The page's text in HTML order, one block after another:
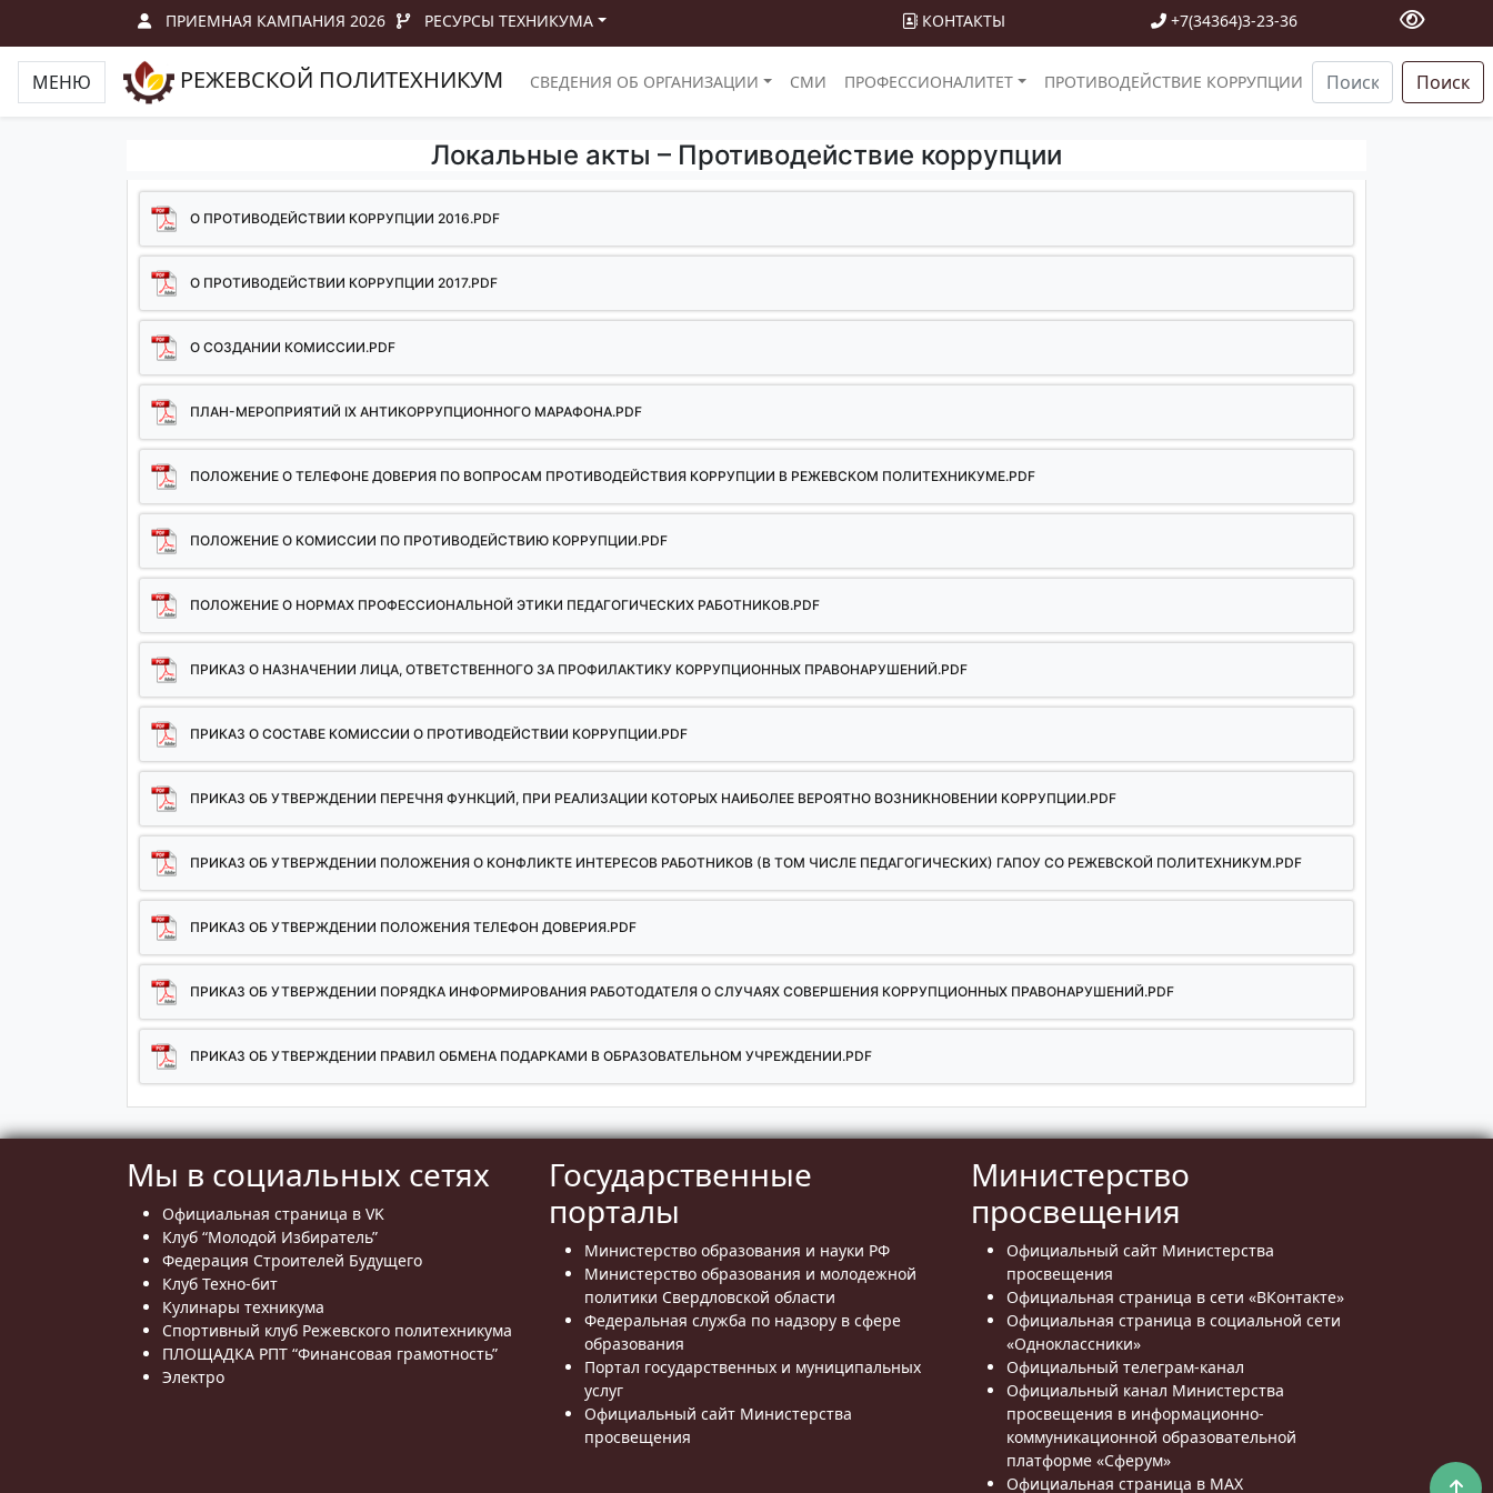
ПРИЕМНАЯ КАМПАНИЯ 2026 РЕСУРСЫ ТЕХНИКУМА КОНТАКТЫ +7(34364)3-23-36
МЕНЮ РЕЖЕВСКОЙ ПОЛИТЕХНИКУМ СВЕДЕНИЯ ОБ ОРГАНИЗАЦИИ СМИ ПРОФЕССИОНАЛИТЕТ ПРОТИВОДЕЙСТВИЕ КОРРУПЦИИ Поиск
Локальные акты – Противодействие коррупции
О ПРОТИВОДЕЙСТВИИ КОРРУПЦИИ 2016.PDF
О ПРОТИВОДЕЙСТВИИ КОРРУПЦИИ 2017.PDF
О СОЗДАНИИ КОМИССИИ.PDF
ПЛАН-МЕРОПРИЯТИЙ IX АНТИКОРРУПЦИОННОГО МАРАФОНА.PDF
ПОЛОЖЕНИЕ О ТЕЛЕФОНЕ ДОВЕРИЯ ПО ВОПРОСАМ ПРОТИВОДЕЙСТВИЯ КОРРУПЦИИ В РЕЖЕВСКОМ ПОЛИТЕХНИКУМЕ.PDF
ПОЛОЖЕНИЕ О КОМИССИИ ПО ПРОТИВОДЕЙСТВИЮ КОРРУПЦИИ.PDF
ПОЛОЖЕНИЕ О НОРМАХ ПРОФЕССИОНАЛЬНОЙ ЭТИКИ ПЕДАГОГИЧЕСКИХ РАБОТНИКОВ.PDF
ПРИКАЗ О НАЗНАЧЕНИИ ЛИЦА, ОТВЕТСТВЕННОГО ЗА ПРОФИЛАКТИКУ КОРРУПЦИОННЫХ ПРАВОНАРУШЕНИЙ.PDF
ПРИКАЗ О СОСТАВЕ КОМИССИИ О ПРОТИВОДЕЙСТВИИ КОРРУПЦИИ.PDF
ПРИКАЗ ОБ УТВЕРЖДЕНИИ ПЕРЕЧНЯ ФУНКЦИЙ, ПРИ РЕАЛИЗАЦИИ КОТОРЫХ НАИБОЛЕЕ ВЕРОЯТНО ВОЗНИКНОВЕНИИ КОРРУПЦИИ.PDF
ПРИКАЗ ОБ УТВЕРЖДЕНИИ ПОЛОЖЕНИЯ О КОНФЛИКТЕ ИНТЕРЕСОВ РАБОТНИКОВ (В ТОМ ЧИСЛЕ ПЕДАГОГИЧЕСКИХ) ГАПОУ СО РЕЖЕВСКОЙ ПОЛИТЕХНИКУМ.PDF
ПРИКАЗ ОБ УТВЕРЖДЕНИИ ПОЛОЖЕНИЯ ТЕЛЕФОН ДОВЕРИЯ.PDF
ПРИКАЗ ОБ УТВЕРЖДЕНИИ ПОРЯДКА ИНФОРМИРОВАНИЯ РАБОТОДАТЕЛЯ О СЛУЧАЯХ СОВЕРШЕНИЯ КОРРУПЦИОННЫХ ПРАВОНАРУШЕНИЙ.PDF
ПРИКАЗ ОБ УТВЕРЖДЕНИИ ПРАВИЛ ОБМЕНА ПОДАРКАМИ В ОБРАЗОВАТЕЛЬНОМ УЧРЕЖДЕНИИ.PDF
Мы в социальных сетях
Официальная страница в VK
Клуб “Молодой Избиратель”
Федерация Строителей Будущего
Клуб Техно-бит
Кулинары техникума
Спортивный клуб Режевского политехникума
ПЛОЩАДКА РПТ “Финансовая грамотность”
Электро
Государственные
порталы
Министерство образования и науки РФ
Министерство образования и молодежной
политики Свердловской области
Федеральная служба по надзору в сфере
образования
Портал государственных и муниципальных
услуг
Официальный сайт Министерства
просвещения
Министерство
просвещения
Официальный сайт Министерства
просвещения
Официальная страница в сети «ВКонтакте»
Официальная страница в социальной сети
«Одноклассники»
Официальный телеграм-канал
Официальный канал Министерства
просвещения в информационно-
коммуникационной образовательной
платформе «Сферум»
Официальная страница в MAX